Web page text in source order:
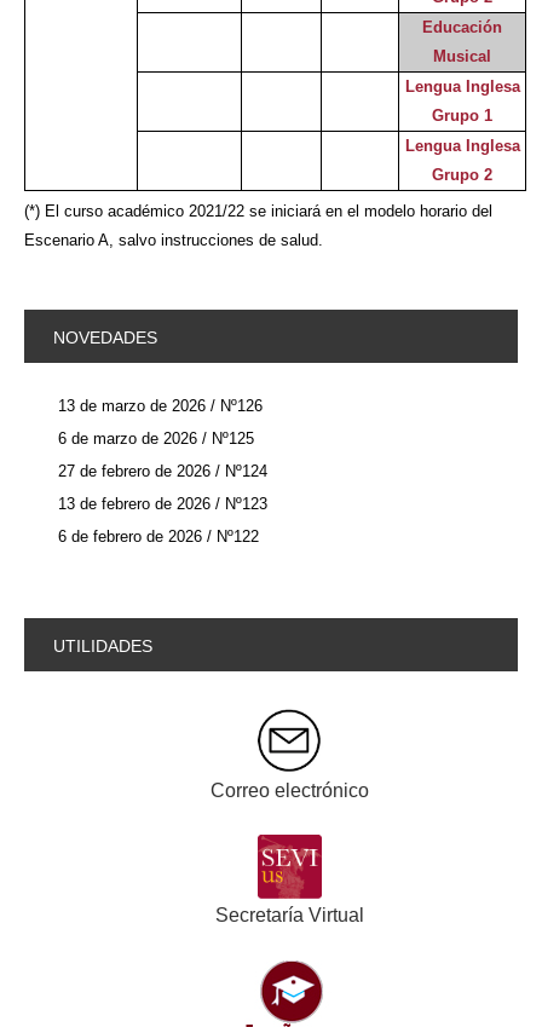
Educación
Musical
Lengua Inglesa
Grupo 1
Lengua Inglesa
Grupo 2
(*) El curso académico 2021/22 se iniciará en el modelo horario del
Escenario A, salvo instrucciones de salud.
NOVEDADES
13 de marzo de 2026 / Nº126
6 de marzo de 2026 / Nº125
27 de febrero de 2026 / Nº124
13 de febrero de 2026 / Nº123
6 de febrero de 2026 / Nº122
UTILIDADES
Correo electrónico
Secretaría Virtual